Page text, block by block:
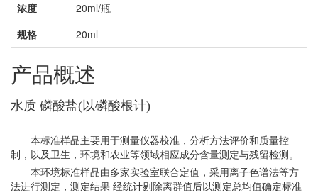
浓度
20ml/瓶
规格
20ml
产品概述
水质 磷酸盐(以磷酸根计)
本标准样品主要用于测量仪器校准，分析方法评价和质量控
制，以及卫生，环境和农业等领域相应成分含量测定与残留检测。
本环境标准样品由多家实验室联合定值，采用离子色谱法等方
法进行测定，测定结果 经统计剔除离群值后以测定总均值确定标准